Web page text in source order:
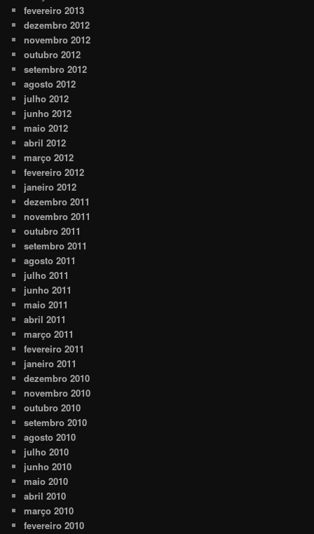
fevereiro 2013
dezembro 2012
novembro 2012
outubro 2012
setembro 2012
agosto 2012
julho 2012
junho 2012
maio 2012
abril 2012
março 2012
fevereiro 2012
janeiro 2012
dezembro 2011
novembro 2011
outubro 2011
setembro 2011
agosto 2011
julho 2011
junho 2011
maio 2011
abril 2011
março 2011
fevereiro 2011
janeiro 2011
dezembro 2010
novembro 2010
outubro 2010
setembro 2010
agosto 2010
julho 2010
junho 2010
maio 2010
abril 2010
março 2010
fevereiro 2010